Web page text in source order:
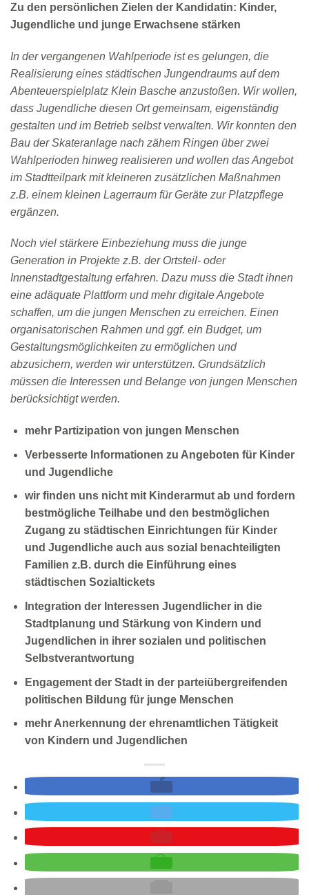
Zu den persönlichen Zielen der Kandidatin: Kinder,
Jugendliche und junge Erwachsene stärken
In der vergangenen Wahlperiode ist es gelungen, die
Realisierung eines städtischen Jungendraums auf dem
Abenteuerspielplatz Klein Basche anzustoßen. Wir wollen,
dass Jugendliche diesen Ort gemeinsam, eigenständig
gestalten und im Betrieb selbst verwalten. Wir konnten den
Bau der Skateranlage nach zähem Ringen über zwei
Wahlperioden hinweg realisieren und wollen das Angebot
im Stadtteilpark mit kleineren zusätzlichen Maßnahmen
z.B. einem kleinen Lagerraum für Geräte zur Platzpflege
ergänzen.
Noch viel stärkere Einbeziehung muss die junge
Generation in Projekte z.B. der Ortsteil- oder
Innenstadtgestaltung erfahren. Dazu muss die Stadt ihnen
eine adäquate Plattform und mehr digitale Angebote
schaffen, um die jungen Menschen zu erreichen. Einen
organisatorischen Rahmen und ggf. ein Budget, um
Gestaltungsmöglichkeiten zu ermöglichen und
abzusichern, werden wir unterstützen. Grundsätzlich
müssen die Interessen und Belange von jungen Menschen
berücksichtigt werden.
mehr Partizipation von jungen Menschen
Verbesserte Informationen zu Angeboten für Kinder
und Jugendliche
wir finden uns nicht mit Kinderarmut ab und fordern
bestmögliche Teilhabe und den bestmöglichen
Zugang zu städtischen Einrichtungen für Kinder
und Jugendliche auch aus sozial benachteiligten
Familien z.B. durch die Einführung eines
städtischen Sozialtickets
Integration der Interessen Jugendlicher in die
Stadtplanung und Stärkung von Kindern und
Jugendlichen in ihrer sozialen und politischen
Selbstverantwortung
Engagement der Stadt in der parteiübergreifenden
politischen Bildung für junge Menschen
mehr Anerkennung der ehrenamtlichen Tätigkeit
von Kindern und Jugendlichen